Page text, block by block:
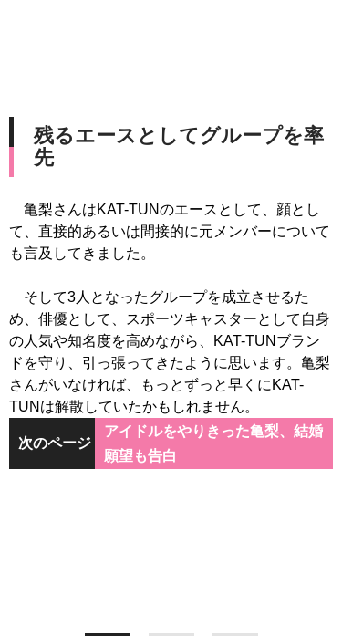
残るエースとしてグループを率
先
亀梨さんはKAT-TUNのエースとして、顔とし
て、直接的あるいは間接的に元メンバーについて
も言及してきました。
そして3人となったグループを成立させるた
め、俳優として、スポーツキャスターとして自身
の人気や知名度を高めながら、KAT-TUNブラン
ドを守り、引っ張ってきたように思います。亀梨
さんがいなければ、もっとずっと早くにKAT-
次のページ
アイドルをやりきった亀梨、結婚
願望も告白